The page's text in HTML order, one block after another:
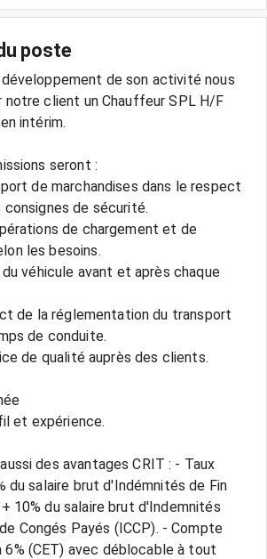
poste
de son activité nous
notre client un Chauffeur SPL H/F
intérim.
seront :
de marchandises dans le respect
de sécurité.
de chargement et de
les besoins.
véhicule avant et après chaque
de la réglementation du transport
de conduite.
de qualité auprès des clients.
et expérience.
des avantages CRIT : - Taux
du salaire brut d'Indémnités de Fin
10% du salaire brut d'Indemnités
Congés Payés (ICCP). - Compte
6% (CET) avec déblocable à tout